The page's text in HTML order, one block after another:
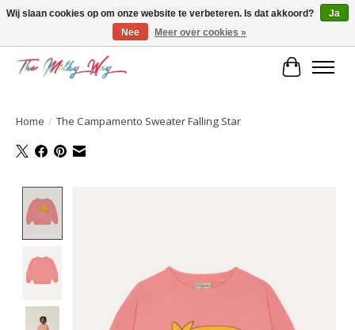
Home / The Campamento Sweater Falling Star
Wij slaan cookies op om onze website te verbeteren. Is dat akkoord?
Ja
Nee
Meer over cookies »